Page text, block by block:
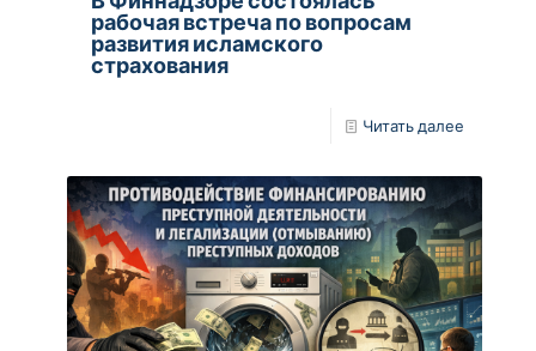
рабочая встреча по вопросам
развития исламского
страхования
Читать далее